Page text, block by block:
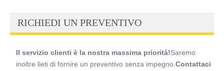
RICHIEDI UN PREVENTIVO
Il servizio clienti è la nostra massima priorità!Saremo
inoltre lieti di fornire un preventivo senza impegno. Contattaci